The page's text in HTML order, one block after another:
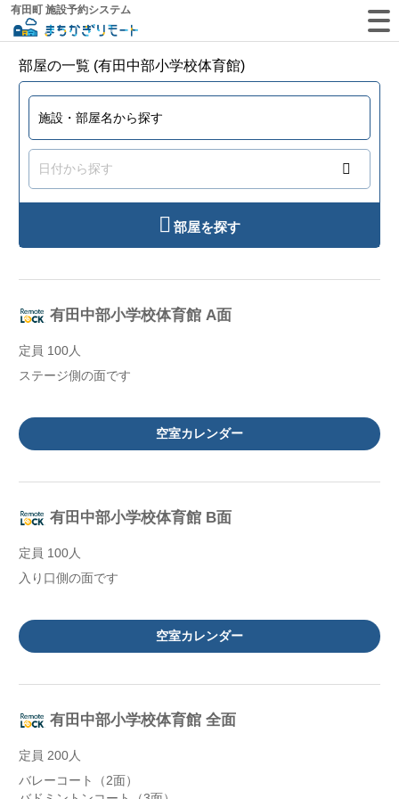
有田町 施設予約システム
部屋の一覧 (有田中部小学校体育館)
部屋を探す
有田中部小学校体育館 A面
定員 100人
ステージ側の面です
空室カレンダー
有田中部小学校体育館 B面
定員 100人
入り口側の面です
空室カレンダー
有田中部小学校体育館 全面
定員 200人
バレーコート（2面）